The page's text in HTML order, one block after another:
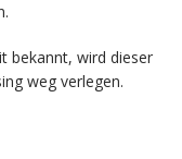
bekannt, wird dieser
weg verlegen.